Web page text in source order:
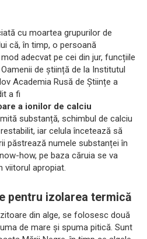
cu moartea grupurilor de
că, în timp, o persoană
adecvat pe cei din jur, funcțiile
de știință de la Institutul
Academia Rusă de Științe a
a fi
a ionilor de calciu
substanță, schimbul de calciu
iar celula încetează să
păstrează numele substanței în
how, pe baza căruia se va
viitorul apropiat.
pentru izolarea termică
din alge, se folosesc două
de mare și spuma pitică. Sunt